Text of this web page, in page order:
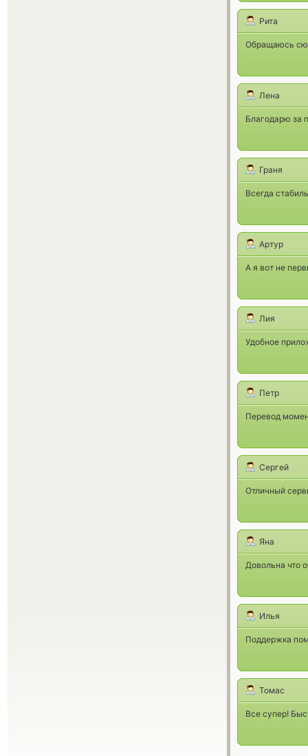
Рита
Обращаюсь
Лена
Благодарю за
Граня
Всегда
Артур
А я вот не
Лия
Удобное
Петр
Перевод
Сергей
Отличный
Яна
Довольна что
Илья
Поддержка
Томас
Все супер!